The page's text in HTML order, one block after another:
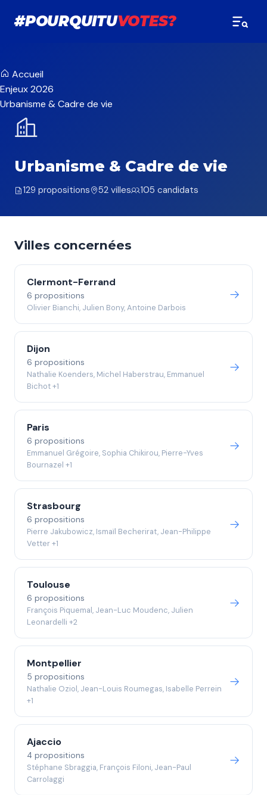
#POURQUITUVOTES?
Accueil
Enjeux 2026
Urbanisme & Cadre de vie
Urbanisme & Cadre de vie
129 propositions 52 villes 105 candidats
Villes concernées
Clermont-Ferrand
6 propositions
Olivier Bianchi, Julien Bony, Antoine Darbois
Dijon
6 propositions
Nathalie Koenders, Michel Haberstrau, Emmanuel
Bichot +1
Paris
6 propositions
Emmanuel Grégoire, Sophia Chikirou, Pierre-Yves
Bournazel +1
Strasbourg
6 propositions
Pierre Jakubowicz, Ismaïl Becherirat, Jean-Philippe
Vetter +1
Toulouse
6 propositions
François Piquemal, Jean-Luc Moudenc, Julien
Leonardelli +2
Montpellier
5 propositions
Nathalie Oziol, Jean-Louis Roumegas, Isabelle Perrein
+1
Ajaccio
4 propositions
Stéphane Sbraggia, François Filoni, Jean-Paul
Carrolaggi